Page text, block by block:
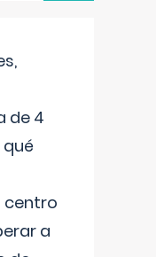
de 4
centro
a